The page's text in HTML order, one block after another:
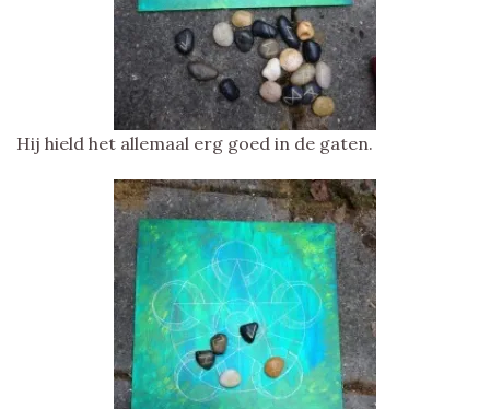
Hij hield het allemaal erg goed in de gaten.